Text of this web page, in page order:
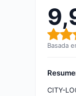
Basada
CITY-